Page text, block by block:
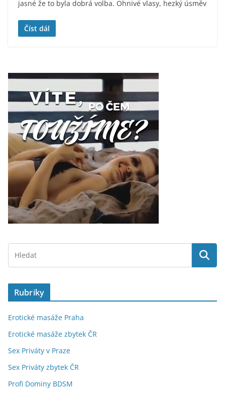
jasné že to byla dobrá volba. Ohnivé vlasy, hezký úsměv
Číst dál
Rubriky
Erotické masáže Praha
Erotické masáže zbytek ČR
Sex Priváty v Praze
Sex Priváty zbytek ČR
Profi Dominy BDSM